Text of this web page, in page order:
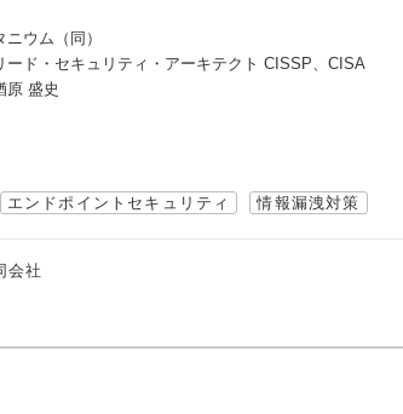
ニウム（同）
ード・セキュリティ・アーキテクト CISSP、CISA
原 盛史
エンドポイントセキュリティ 情報漏洩対策
会社